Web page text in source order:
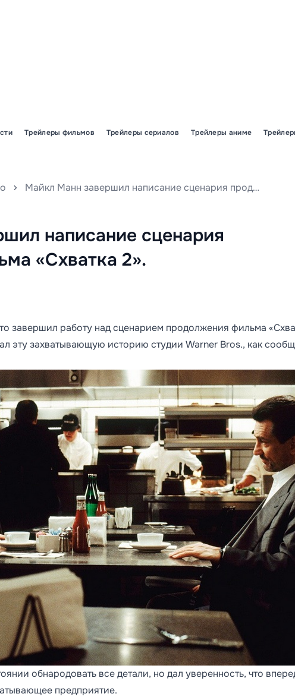
Трейлеры фильмов Трейлеры сериалов Трейлеры аниме
Майкл Манн завершил написание сценария продолжения фильма «Схватка 2».
написание сценария
«Схватка 2».
завершил работу над сценарием продолжения фильма
эту захватывающую историю студии Warner Bros., как
обнародовать все детали, но дал уверенность, что
предприятие.